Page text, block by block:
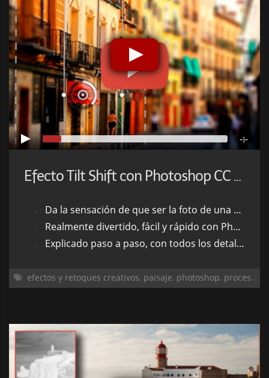
-:--
Efecto Tilt Shift con Photoshop CC 2014
Da la sensación de que ser la foto de una maqueta.
Realmente divertido, fácil y rápido con Photoshop CC 2014.
Explicado paso a paso, con todos los detalles.
efectos y retoques creativos, paisaje, photoshop, procesado